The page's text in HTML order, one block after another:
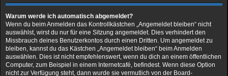
Warum werde ich automatisch abgemeldet?
Wenn du beim Anmelden das Kontrollkästchen „Angemeldet bleiben“ nicht
auswählst, wirst du nur für eine Sitzung angemeldet. Dies verhindert den
Missbrauch deines Benutzerkontos durch einen Dritten. Um angemeldet zu
bleiben, kannst du das Kästchen „Angemeldet bleiben“ beim Anmelden
auswählen. Dies ist nicht empfehlenswert, wenn du dich an einem öffentlichen
Computer, zum Beispiel in einem Internetcafé, befindest. Wenn diese Option
nicht zur Verfügung steht, dann wurde sie vermutlich von der Board-